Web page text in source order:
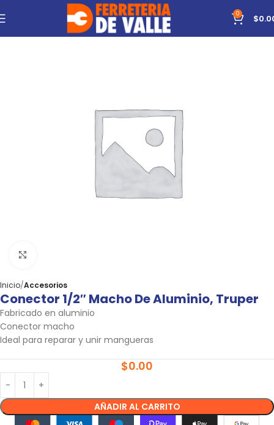
0 $
Inicio Accesorios
Conector 1/2″ Macho De Aluminio, Truper
Fabricado en aluminio
Conector macho
Ideal para reparar y unir mangueras
$0.00
AÑADIR AL CARRITO